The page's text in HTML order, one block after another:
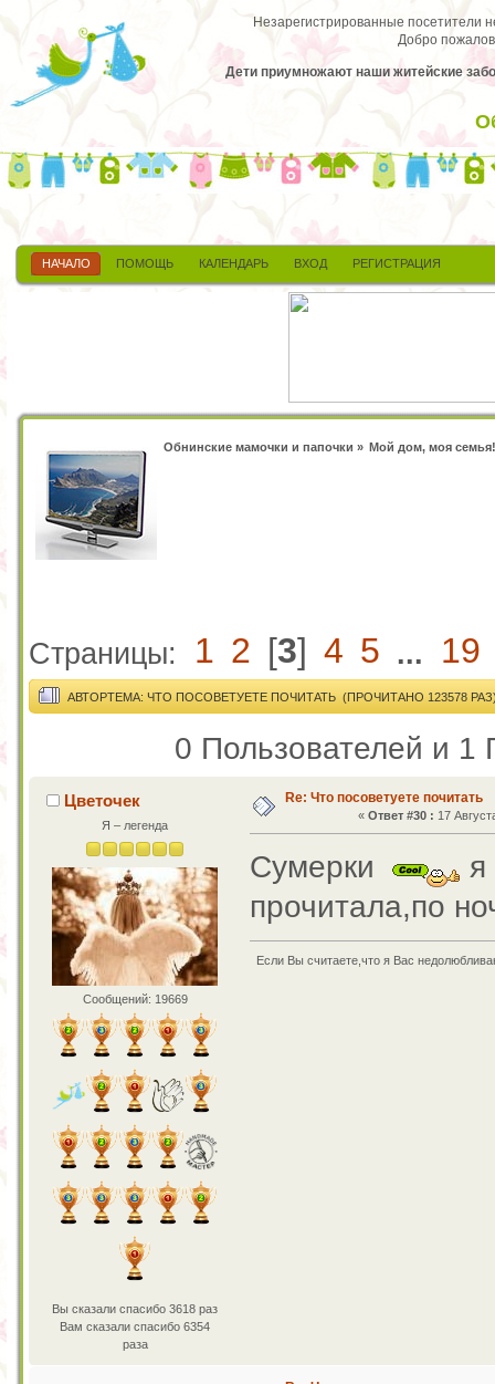
Незарегистрированные посетители
Добро
Дети приумножают наши житейские
НАЧАЛО ПОМОЩЬ КАЛЕНДАРЬ ВХОД РЕГИСТРАЦИЯ
Обнинские мамочки и папочки » Мой дом, моя семья!
Страницы: 1 2 [3] 4 5 ... 19
АВТОРТЕМА: ЧТО ПОСОВЕТУЕТЕ ПОЧИТАТЬ (ПРОЧИТАНО 123578
0 Пользователей и 1
Цветочек
Я – легенда
Сообщений: 19669
Вы сказали спасибо 3618 раз
Вам сказали спасибо 6354
раза
Re: Что посоветуете почитать
«Ответ #30 : 17
Сумерки
я
прочитала,по
Если Вы считаете,что я Вас